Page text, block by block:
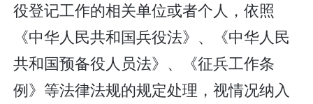
役登记工作的相关单位或者个人，依照
《中华人民共和国兵役法》、《中华人民
共和国预备役人员法》、《征兵工作条
例》等法律法规的规定处理，视情况纳入